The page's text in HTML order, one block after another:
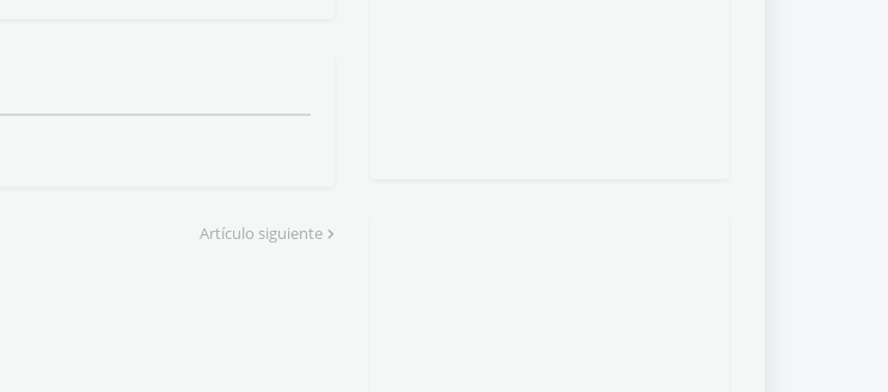
Artículo siguiente